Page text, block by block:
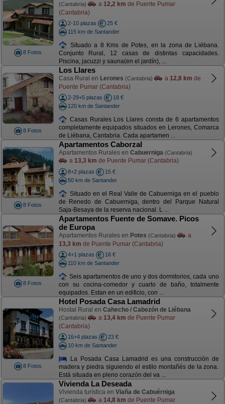
8 Fotos
(Cantabria) a 12,2 km de Puente Pumar
(Cantabria)
2-10 plazas
25 €
115 km de Santander
Situado a 8 Kms de Potes, en la zona de Liébana.
Conjunto Rural, 12 casas de distintas capacidades.
Piscina, jacuzzi y sauna(en el jardín), ...
8 Fotos
Los Llares
Casa Rural en Lerones (Cantabria) a 12,8 km de
Puente Pumar (Cantabria)
2-29+5 plazas
18 €
120 km de Santander
Casas Rurales Los Llares consta de 6 apartamentos
completamente equipados situados en Lerones, Comarca
de Liébana, Cantabria. Cada apartamen ...
8 Fotos
Apartamentos Caborzal
Apartamentos Rurales en Cabuerniga (Cantabria)
a 13,3 km de Puente Pumar (Cantabria)
8+2 plazas
15 €
50 km de Santander
Situado en el Real Valle de Cabuerniga en el pueblo
de Renedo de Cabuerniga, dentro del Parque Natural
Saja-Besaya de la reserva nacional. L ...
8 Fotos
Apartamentos Fuente de Somave. Picos
de Europa
Apartamentos Rurales en Potes (Cantabria)
a
13,3 km de Puente Pumar (Cantabria)
4+1 plazas
16 €
110 km de Santander
Seis apartamentos de uno y dos dormitorios, cada uno
con su cocina-comedor y cuarto de baño, totalmente
equipados. Estan en un edificio, con ...
8 Fotos
Hotel Posada Casa Lamadrid
Hostal Rural en Cahecho / Cabezón de Liébana
(Cantabria) a 13,4 km de Puente Pumar
(Cantabria)
16+4 plazas
23 €
10 km de Santander
La Posada Casa Lamadrid es una construcción de
madera y piedra siguiendo el estilo montañés de la zona.
Está situada en pleno corazón del va ...
Vivienda La Deseada
Vivienda turística en Viaña de Cabuérniga
(Cantabria) a 14,8 km de Puente Pumar